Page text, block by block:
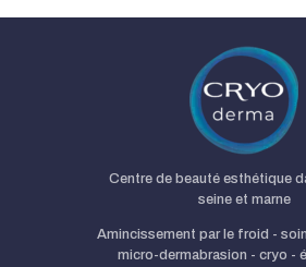
Centre de beauté esthétique
seine et marne
Amincissement par le froid -
micro-dermabrasion - cryo -